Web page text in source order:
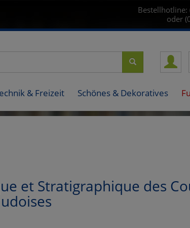
oder
& Freizeit Schönes & Dekoratives
et Stratigraphique des